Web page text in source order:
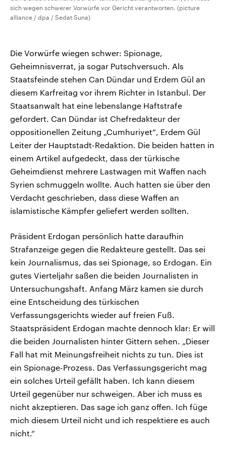
sich wegen schwerer Vorwürfe vor Gericht verantworten. (picture
alliance / dpa / Sedat Suna)
Die Vorwürfe wiegen schwer: Spionage,
Geheimnisverrat, ja sogar Putschversuch. Als
Staatsfeinde stehen Can Dündar und Erdem Gül an
diesem Karfreitag vor ihrem Richter in Istanbul. Der
Staatsanwalt hat eine lebenslange Haftstrafe
gefordert. Can Dündar ist Chefredakteur der
oppositionellen Zeitung „Cumhuriyet“, Erdem Gül
Leiter der Hauptstadt-Redaktion. Die beiden hatten in
einem Artikel aufgedeckt, dass der türkische
Geheimdienst mehrere Lastwagen mit Waffen nach
Syrien schmuggeln wollte. Auch hatten sie über den
Verdacht geschrieben, dass diese Waffen an
islamistische Kämpfer geliefert werden sollten.
Präsident Erdogan persönlich hatte daraufhin
Strafanzeige gegen die Redakteure gestellt. Das sei
kein Journalismus, das sei Spionage, so Erdogan. Ein
gutes Vierteljahr saßen die beiden Journalisten in
Untersuchungshaft. Anfang März kamen sie durch
eine Entscheidung des türkischen
Verfassungsgerichts wieder auf freien Fuß.
Staatspräsident Erdogan machte dennoch klar: Er will
die beiden Journalisten hinter Gittern sehen. „Dieser
Fall hat mit Meinungsfreiheit nichts zu tun. Dies ist
ein Spionage-Prozess. Das Verfassungsgericht mag
ein solches Urteil gefällt haben. Ich kann diesem
Urteil gegenüber nur schweigen. Aber ich muss es
nicht akzeptieren. Das sage ich ganz offen. Ich füge
mich diesem Urteil nicht und ich respektiere es auch
nicht.“